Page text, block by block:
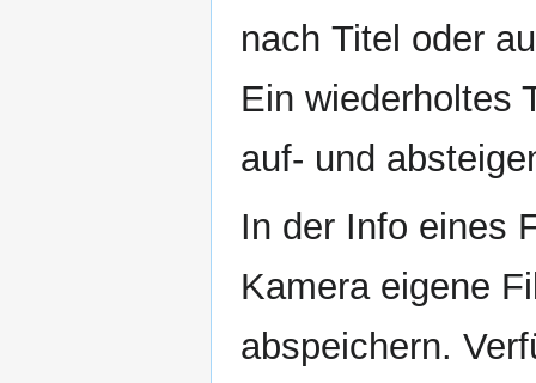
nach Titel oder
Ein wiederholtes
auf- und
In der Info eines
Kamera eigene
abspeichern.